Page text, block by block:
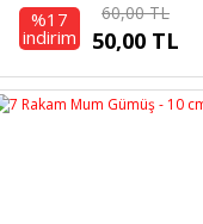
%17
indirim
60,00 TL
50,00 TL